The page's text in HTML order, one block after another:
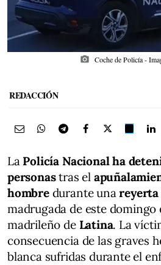
photo_camera Coche de Policía -
REDACCIÓN
La Policía Nacional ha
personastras el
hombredurante unareyerta
madrugada de este
madrileño de Latina. La
consecuencia de las graves
blanca sufridas durante el